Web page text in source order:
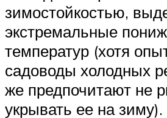
зимостойкостью,
экстремальные
температур (хотя
садоводы холодных
же предпочитают не
укрывать ее на